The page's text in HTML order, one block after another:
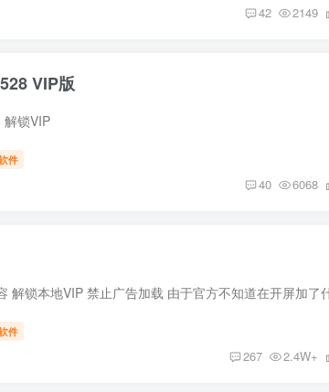
42 2149
VIP版
锁VIP
件
40 6068
件
267 2.4W+